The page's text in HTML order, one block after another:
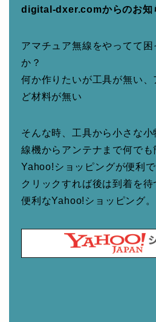
digital-dxer.comからのお知
アマチュア無線をやってて
か？
何か作りたいが工具が無い
ど材料が無い
そんな時、工具から小さな
線機からアンテナまで何でも
Yahoo!ショッピングが便利で
クリックすれば後は到着を
便利なYahoo!ショッピング。